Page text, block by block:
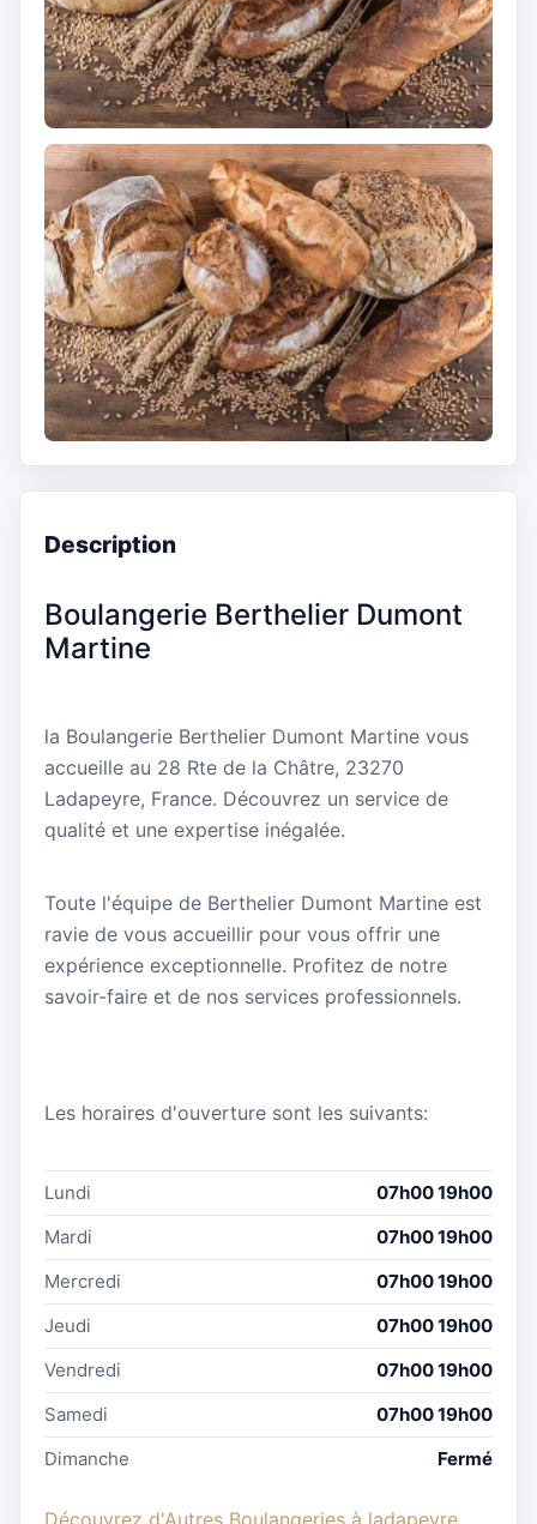
Description
Boulangerie Berthelier Dumont
Martine
la Boulangerie Berthelier Dumont Martine vous
accueille au 28 Rte de la Châtre, 23270
Ladapeyre, France. Découvrez un service de
qualité et une expertise inégalée.
Toute l'équipe de Berthelier Dumont Martine est
ravie de vous accueillir pour vous offrir une
expérience exceptionnelle. Profitez de notre
savoir-faire et de nos services professionnels.
Les horaires d'ouverture sont les suivants:
Lundi
07h00 19h00
Mardi
07h00 19h00
Mercredi
07h00 19h00
Jeudi
07h00 19h00
Vendredi
07h00 19h00
Samedi
07h00 19h00
Dimanche
Fermé